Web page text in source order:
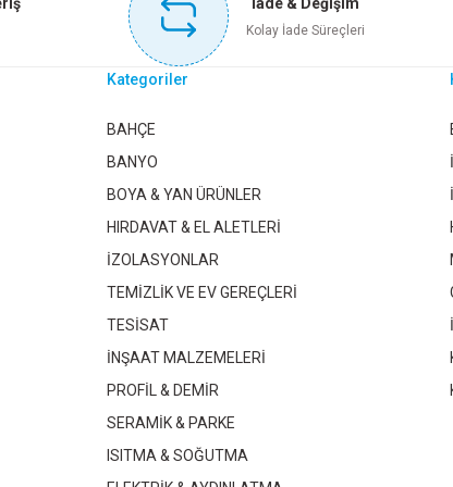
Sepete Ekle
103,95 TL
Sepete Ekle
BÜYÜK DMX4639 KINETEX UZUN ASMA KİLİT 40
Kolay İade Süreçleri
Kategoriler
BAHÇE
BANYO
BOYA & YAN ÜRÜNLER
HIRDAVAT & EL ALETLERİ
İZOLASYONLAR
TEMİZLİK VE EV GEREÇLERİ
TESİSAT
İNŞAAT MALZEMELERİ
PROFİL & DEMİR
SERAMİK & PARKE
ISITMA & SOĞUTMA